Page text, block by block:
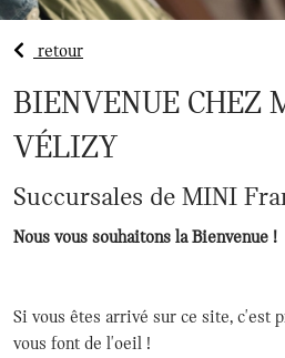
retour
BIENVENUE CHEZ
VÉLIZY
Succursales de MINI
Nous vous souhaitons la Bienvenue !
Si vous êtes arrivé sur ce site, c'est
vous font de l'oeil !